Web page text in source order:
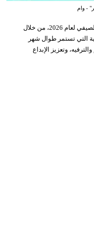
- وام
تواصل هيئة الشارقة للمتاحف تنفيذ برنامجها الصيفي لعام 2026، من خلال
التي تستمر طوال شهر
وتعزيز الإبداع